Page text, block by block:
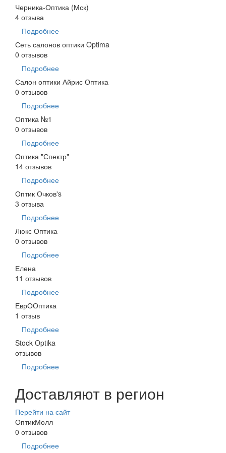
Черника-Оптика (Мск)
4 отзыва
Подробнее
Сеть салонов оптики Optima
0 отзывов
Подробнее
Салон оптики Айрис Оптика
0 отзывов
Подробнее
Оптика №1
0 отзывов
Подробнее
Оптика "Спектр"
14 отзывов
Подробнее
Оптик Очков's
3 отзыва
Подробнее
Люкс Оптика
0 отзывов
Подробнее
Елена
11 отзывов
Подробнее
ЕврООптика
1 отзыв
Подробнее
Stock Optika
отзывов
Подробнее
Доставляют в регион
Перейти на сайт
ОптикМолл
0 отзывов
Подробнее